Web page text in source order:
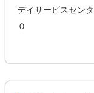
デイサービスセ
０